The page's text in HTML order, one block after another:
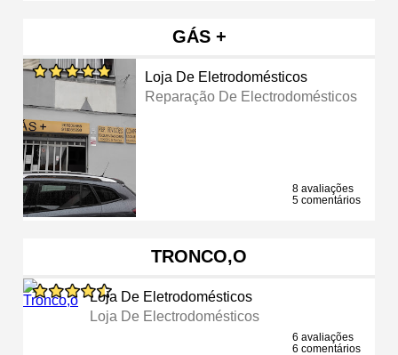
GÁS +
Loja De Eletrodomésticos
Reparação De Electrodomésticos
8 avaliações
5 comentários
TRONCO,O
Loja De Eletrodomésticos
Loja De Electrodomésticos
6 avaliações
6 comentários